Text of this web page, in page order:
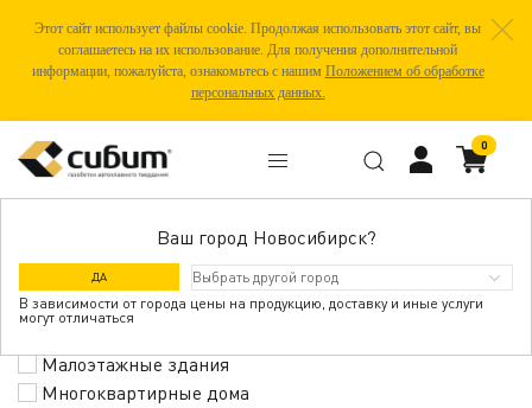
Этот сайт использует файлы cookie. Продолжая использовать этот сайт, вы
соглашаетесь на их использование. Для получения дополнительной
информации, пожалуйста, ознакомьтесь с нашим Положением об обработке
персональных данных.
Ваш город Новосибирск?
ДА
В зависимости от города цены на продукцию, доставку и иные услуги
могут отличаться
0
ГАЛЕРЕЯ ОБЪЕКТОВ
Малоэтажные здания
Многоквартирные дома